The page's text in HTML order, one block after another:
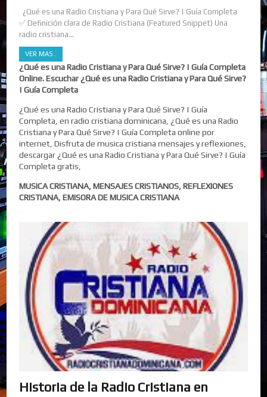
¿Qué es una Radio Cristiana y Para Qué Sirve? | Guía Completa
✅ Definición clara de Radio Cristiana (Featured Snippet) Una
radio cristiana...
VER MAS..
¿Qué es una Radio Cristiana y Para Qué Sirve? | Guía Completa
Online. Escuchar ¿Qué es una Radio Cristiana y Para Qué Sirve?
| Guía Completa
¿Qué es una Radio Cristiana y Para Qué Sirve? | Guía
Completa, en radio cristiana dominicana, ¿Qué es una Radio
Cristiana y Para Qué Sirve? | Guía Completa online por
internet, Disfruta de musica cristiana mensajes y reflexiones,
descargar ¿Qué es una Radio Cristiana y Para Qué Sirve? | Guía
Completa gratis,
MUSICA CRISTIANA, MENSAJES CRISTIANOS, REFLEXIONES
CRISTIANA, EMISORA DE MUSICA CRISTIANA
Historia de la Radio Cristiana en